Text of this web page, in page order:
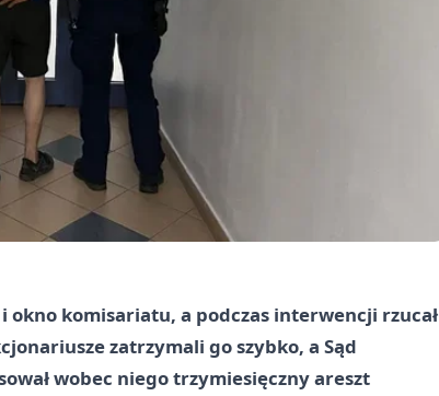
okno komisariatu, a podczas interwencji rzucał
zatrzymali go szybko, a Sąd
wobec niego trzymiesięczny areszt